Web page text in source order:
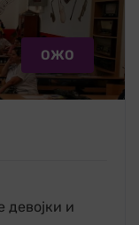
ОЖО
девојки и